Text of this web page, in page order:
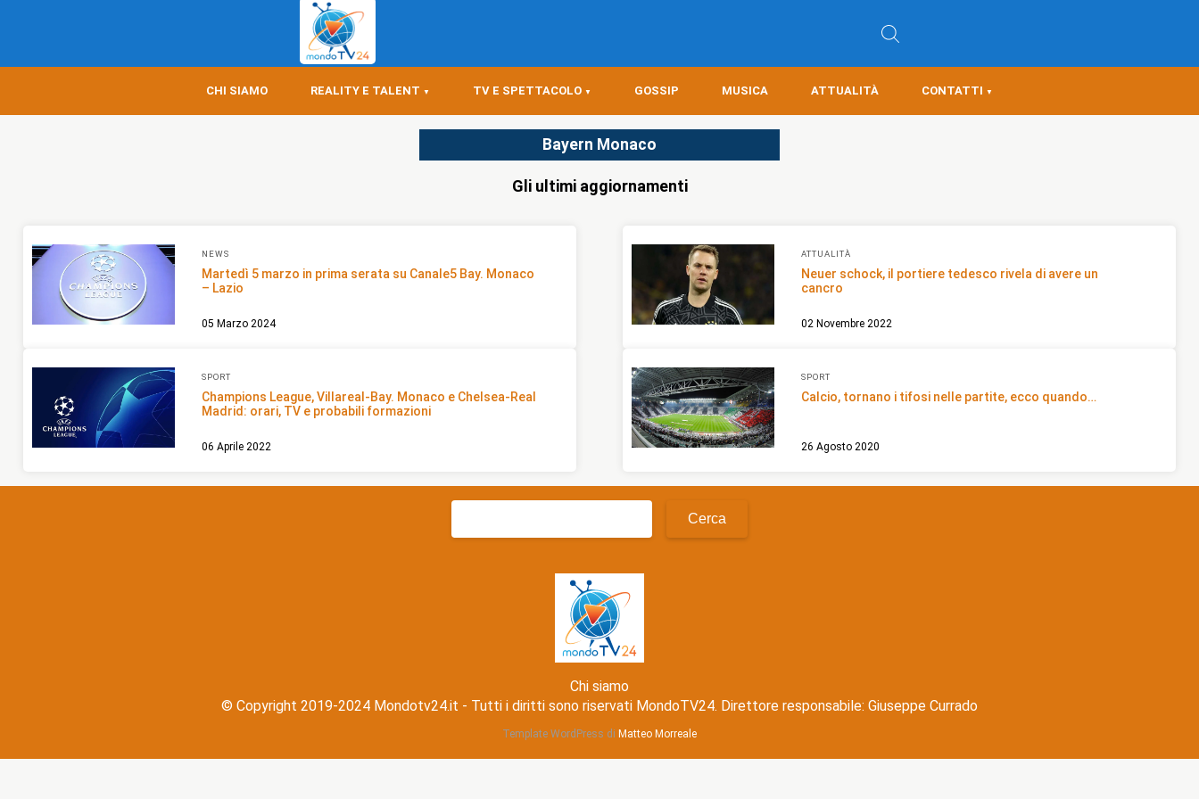
CHI SIAMO REALITY E TALENT TV E SPETTACOLO GOSSIP MUSICA ATTUALITÀ CONTATTI
Bayern Monaco
Gli ultimi aggiornamenti
NEWS
Martedì 5 marzo in prima serata su Canale5 Bay. Monaco
– Lazio
05 Marzo 2024
ATTUALITÀ
Neuer schock, il portiere tedesco rivela di avere un
cancro
02 Novembre 2022
SPORT
Champions League, Villareal-Bay. Monaco e Chelsea-Real
Madrid: orari, TV e probabili formazioni
06 Aprile 2022
SPORT
Calcio, tornano i tifosi nelle partite, ecco quando…
26 Agosto 2020
Chi siamo
© Copyright 2019-2024 Mondotv24.it - Tutti i diritti sono riservati MondoTV24. Direttore responsabile: Giuseppe Currado
Template WordPress di Matteo Morreale